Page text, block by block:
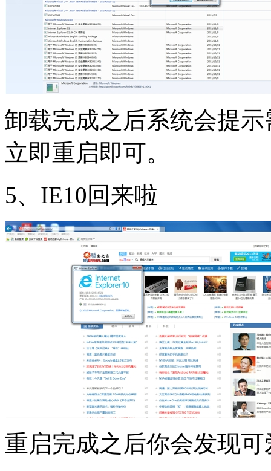
卸载完成之后系统会提
立即重启即可。
5、IE10回来啦
重启完成之后你会发现